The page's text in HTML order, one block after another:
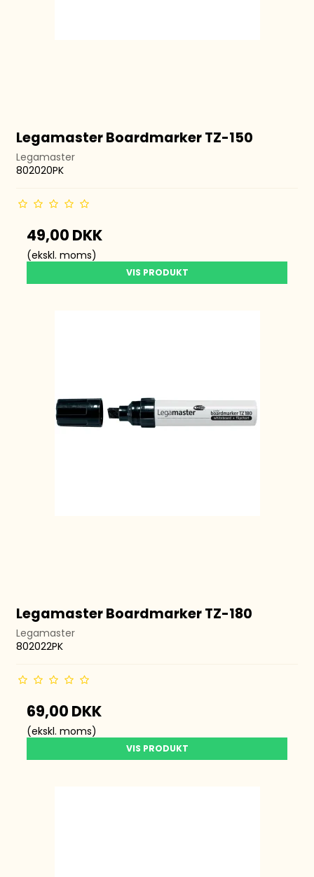
Legamaster Boardmarker TZ-150
Legamaster
802020PK
49,00 DKK
(ekskl. moms)
VIS PRODUKT
Legamaster Boardmarker TZ-180
Legamaster
802022PK
69,00 DKK
(ekskl. moms)
VIS PRODUKT